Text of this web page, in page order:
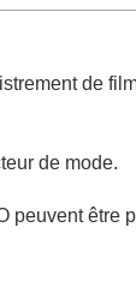
de
de mode.
peuvent